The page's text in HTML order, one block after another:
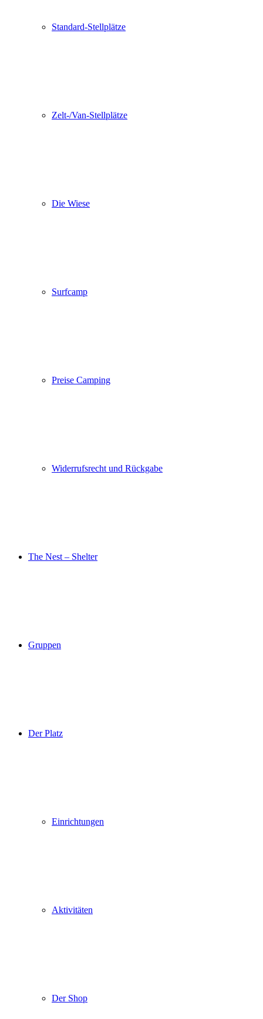
Standard-Stellplätze
Zelt-/Van-Stellplätze
Die Wiese
Surfcamp
Preise Camping
Widerrufsrecht und Rückgabe
The Nest – Shelter
Gruppen
Der Platz
Einrichtungen
Aktivitäten
Der Shop